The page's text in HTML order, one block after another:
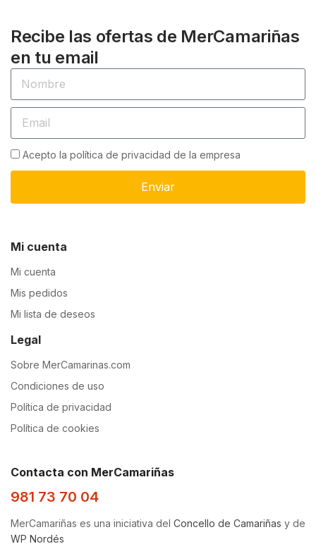
Recibe las ofertas de MerCamariñas
en tu email
Acepto la política de privacidad de la empresa
Enviar
Mi cuenta
Mi cuenta
Mis pedidos
Mi lista de deseos
Legal
Sobre MerCamarinas.com
Condiciones de uso
Política de privacidad
Política de cookies
Contacta con MerCamariñas
981 73 70 04
MerCamariñas es una iniciativa del Concello de Camariñas y de
WP Nordés